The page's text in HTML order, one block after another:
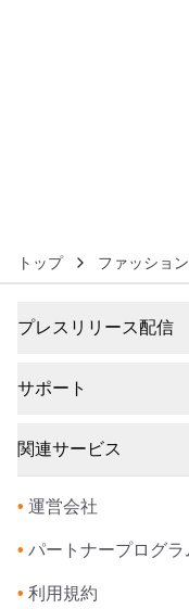
トップ ファッショ
プレスリリース配信
サポート
関連サービス
• 運営会社
• パートナープログラ
• 利用規約